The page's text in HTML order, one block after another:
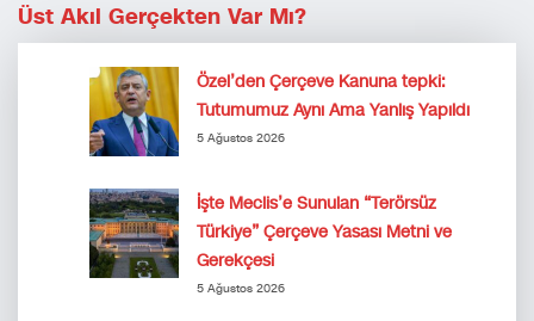
Üst Akıl Gerçekten Var Mı?
Özel’den Çerçeve Kanuna tepki:
Tutumumuz Aynı Ama Yanlış Yapıldı
5 Ağustos 2026
İşte Meclis’e Sunulan “Terörsüz
Türkiye” Çerçeve Yasası Metni ve
Gerekçesi
5 Ağustos 2026